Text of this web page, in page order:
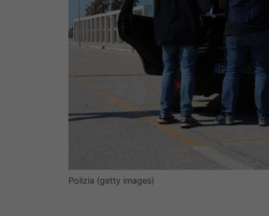
Polizia (getty images)